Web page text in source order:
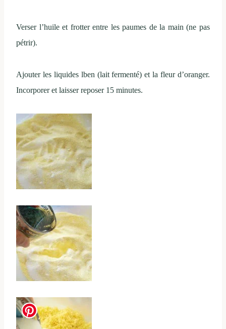
Verser l’huile et frotter entre les paumes de la main (ne pas
pétrir).
Ajouter les liquides lben (lait fermenté) et la fleur d’oranger.
Incorporer et laisser reposer 15 minutes.